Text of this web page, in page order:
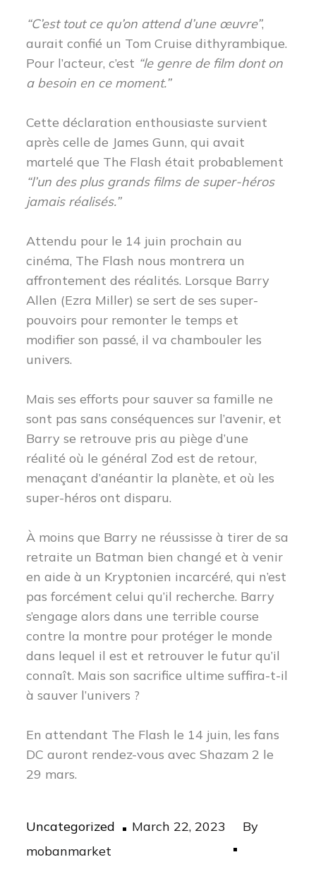
“C’est tout ce qu’on attend d’une œuvre”,
aurait confié un Tom Cruise dithyrambique.
Pour l’acteur, c’est “le genre de film dont on
a besoin en ce moment.”
Cette déclaration enthousiaste survient
après celle de James Gunn, qui avait
martelé que The Flash était probablement
“l’un des plus grands films de super-héros
jamais réalisés.”
Attendu pour le 14 juin prochain au
cinéma, The Flash nous montrera un
affrontement des réalités. Lorsque Barry
Allen (Ezra Miller) se sert de ses super-
pouvoirs pour remonter le temps et
modifier son passé, il va chambouler les
univers.
Mais ses efforts pour sauver sa famille ne
sont pas sans conséquences sur l’avenir, et
Barry se retrouve pris au piège d’une
réalité où le général Zod est de retour,
menaçant d’anéantir la planète, et où les
super-héros ont disparu.
À moins que Barry ne réussisse à tirer de sa
retraite un Batman bien changé et à venir
en aide à un Kryptonien incarcéré, qui n’est
pas forcément celui qu’il recherche. Barry
s’engage alors dans une terrible course
contre la montre pour protéger le monde
dans lequel il est et retrouver le futur qu’il
connaît. Mais son sacrifice ultime suffira-t-il
à sauver l’univers ?
En attendant The Flash le 14 juin, les fans
DC auront rendez-vous avec Shazam 2 le
29 mars.
Uncategorized
Posted
March 22, 2023
By
mobanmarket